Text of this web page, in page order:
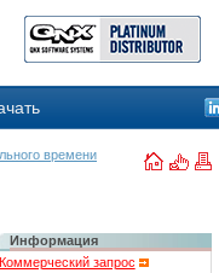
времени
Информация
Коммерческий запрос